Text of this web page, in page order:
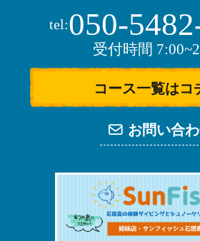
tel:050-
受付時間
コース一覧はコ
お問い合